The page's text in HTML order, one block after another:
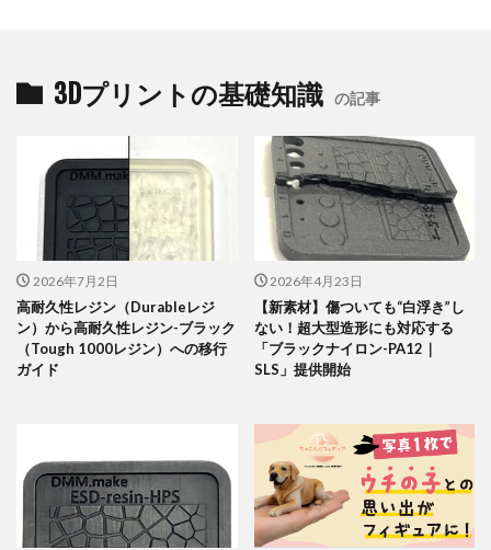
3Dプリントの基礎知識 の記事
2026年7月2日
高耐久性レジン（Durableレジ
ン）から高耐久性レジン-ブラック
（Tough 1000レジン）への移行
ガイド
2026年4月23日
【新素材】傷ついても“白浮き”し
ない！超大型造形にも対応する
「ブラックナイロン-PA12｜
SLS」提供開始